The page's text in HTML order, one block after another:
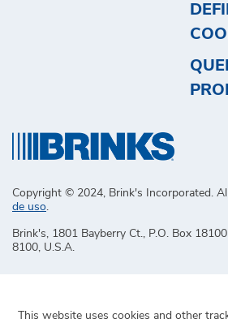
Copyright © 2024, Brink's Incorporated.
de uso.
Brink's, 1801 Bayberry Ct., P.O. Box
8100, U.S.A.
This website uses cookies and other